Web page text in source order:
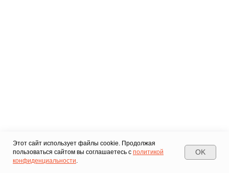
Этот сайт использует файлы cookie. Продолжая
пользоваться сайтом вы соглашаетесь с политикой
конфиденциальности.
OK